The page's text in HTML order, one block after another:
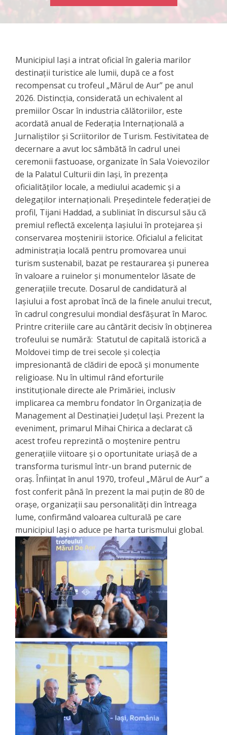
​Municipiul Iași a intrat oficial în galeria marilor
destinații turistice ale lumii, după ce a fost
recompensat cu trofeul „Mărul de Aur” pe anul
2026. Distincția, considerată un echivalent al
premiilor Oscar în industria călătoriilor, este
acordată anual de Federația Internațională a
Jurnaliștilor și Scriitorilor de Turism. Festivitatea de
decernare a avut loc sâmbătă în cadrul unei
ceremonii fastuoase, organizate în Sala Voievozilor
de la Palatul Culturii din Iași, în prezența
oficialităților locale, a mediului academic și a
delegaților internaționali. ​Președintele federației de
profil, Tijani Haddad, a subliniat în discursul său că
premiul reflectă excelența Iașiului în protejarea și
conservarea moștenirii istorice. Oficialul a felicitat
administrația locală pentru promovarea unui
turism sustenabil, bazat pe restaurarea și punerea
în valoare a ruinelor și monumentelor lăsate de
generațiile trecute. ​Dosarul de candidatură al
Iașiului a fost aprobat încă de la finele anului trecut,
în cadrul congresului mondial desfășurat în Maroc.
Printre criteriile care au cântărit decisiv în obținerea
trofeului se numără: ​ Statutul de capitală istorică a
Moldovei timp de trei secole și colecția
impresionantă de clădiri de epocă și monumente
religioase. Nu în ultimul rând eforturile
instituționale directe ale Primăriei, inclusiv
implicarea ca membru fondator în Organizația de
Management al Destinației Județul Iași. ​Prezent la
eveniment, primarul Mihai Chirica a declarat că
acest trofeu reprezintă o moștenire pentru
generațiile viitoare și o oportunitate uriașă de a
transforma turismul într-un brand puternic de
oraș. ​Înființat în anul 1970, trofeul „Mărul de Aur” a
fost conferit până în prezent la mai puțin de 80 de
orașe, organizații sau personalități din întreaga
lume, confirmând valoarea culturală pe care
municipiul Iași o aduce pe harta turismului global.